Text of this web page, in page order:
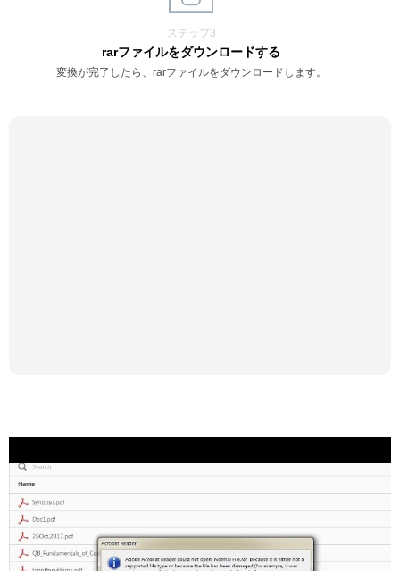
ステップ3
rarファイルをダウンロードする
変換が完了したら、rarファイルをダウンロードします。